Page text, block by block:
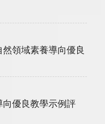
領域素養導向優良
優良教學示例評